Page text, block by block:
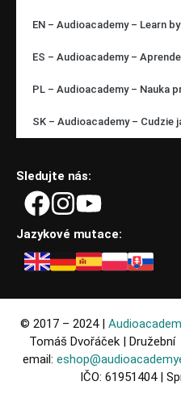
EN – Audioacademy – Learn
ES – Audioacademy –
PL – Audioacademy – Nauka
SK – Audioacademy – Cudzie
Sledujte nás:
Jazykové mutace:
© 2017 – 2024 |
Tomáš Dvořáček |
email:
IČO: 61951404 |